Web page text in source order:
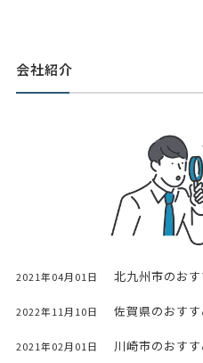
会社紹介
2021年04月01日 北九州市のお
2022年11月10日 佐賀県のおす
2021年02月01日 川崎市のおす